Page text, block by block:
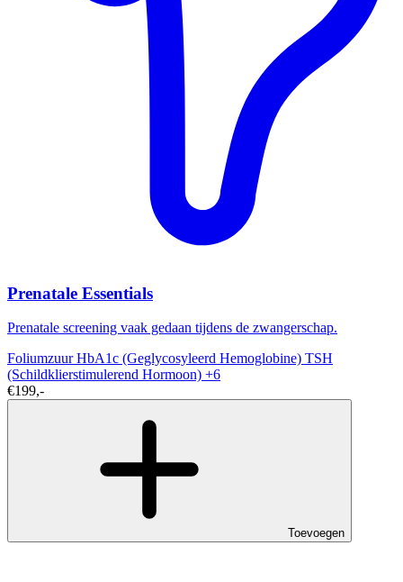
Prenatale Essentials
Prenatale screening vaak gedaan tijdens de zwangerschap.
FoliumzuurHbA1c (Geglycosyleerd Hemoglobine) TSH
(Schildklierstimulerend Hormoon) +6
€199,-
Toevoegen